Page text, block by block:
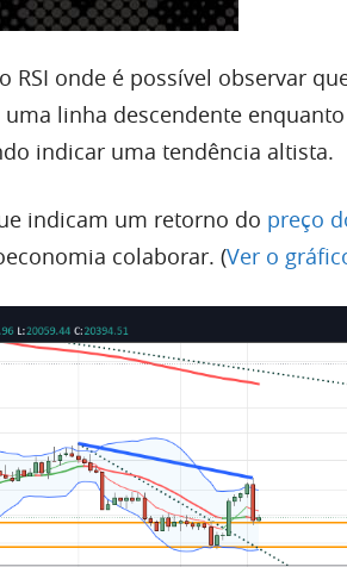
RSI onde é possível observar
linha descendente
indicar uma tendência altista.
indicam um retorno do preço
colaborar. (Ver o